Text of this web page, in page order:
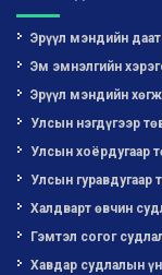
Эрүүл мэндийн
Эм эмнэлгийн
Эрүүл мэндийн
Улсын нэгдүгээр
Улсын хоёрдугаар
Улсын гуравдугаар
Халдварт өвчин
Гэмтэл согог
Хавдар судлалын